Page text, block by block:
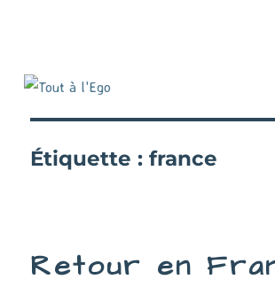
Étiquette :france
Retour en